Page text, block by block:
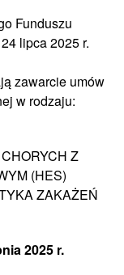
Funduszu
lipca 2025 r.
zawarcie umów
w rodzaju:
Z
(HES)
ZAKAŻEŃ
2025 r.